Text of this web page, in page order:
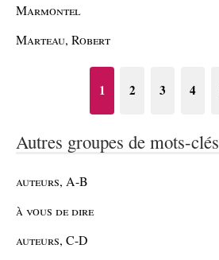
Marmontel
Marteau, Robert
1 2 3 4
Autres groupes de mots-clés
auteurs, A-B
à vous de dire
auteurs, C-D